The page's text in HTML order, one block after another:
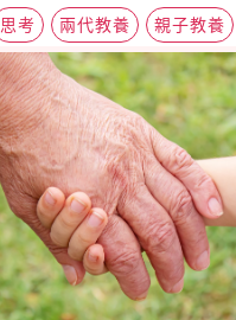
思考 兩代教養 親子教養